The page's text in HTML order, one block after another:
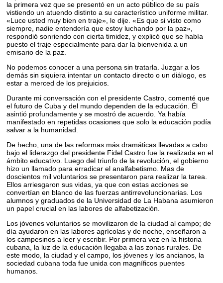
la primera vez que se presentó en un acto público de su país
vistiendo un atuendo distinto a su característico uniforme militar.
«Luce usted muy bien en traje», le dije. «Es que si visto como
siempre, nadie entendería que estoy luchando por la paz»,
respondió sonriendo con cierta timidez, y explicó que se había
puesto el traje especialmente para dar la bienvenida a un
emisario de la paz.
No podemos conocer a una persona sin tratarla. Juzgar a los
demás sin siquiera intentar un contacto directo o un diálogo, es
estar a merced de los prejuicios.
Durante mi conversación con el presidente Castro, comenté que
el futuro de Cuba y del mundo dependen de la educación. Él
asintió profundamente y se mostró de acuerdo. Ya había
manifestado en repetidas ocasiones que solo la educación podía
salvar a la humanidad.
De hecho, una de las reformas más dramáticas llevadas a cabo
bajo el liderazgo del presidente Fidel Castro fue la realizada en el
ámbito educativo. Luego del triunfo de la revolución, el gobierno
hizo un llamado para erradicar el analfabetismo. Mas de
doscientos mil voluntarios se presentaron para realizar la tarea.
Ellos arriesgaron sus vidas, ya que con estas acciones se
convertían en blanco de las fuerzas antirrevoluncionarias. Los
alumnos y graduados de la Universidad de La Habana asumieron
un papel crucial en las labores de alfabetización.
Los jóvenes voluntarios se movilizaron de la ciudad al campo; de
día ayudaron en las labores agrícolas y de noche, enseñaron a
los campesinos a leer y escribir. Por primera vez en la historia
cubana, la luz de la educación llegaba a las zonas rurales. De
este modo, la ciudad y el campo, los jóvenes y los ancianos, la
sociedad cubana toda fue unida con magníficos puentes
humanos.